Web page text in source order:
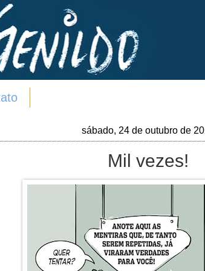
sábado, 24 de outubro de
Mil vezes!